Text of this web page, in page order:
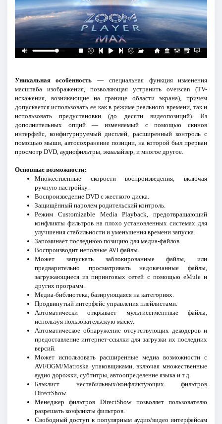
Уникальная особенность — специальная функция изменения
масштаба изображения, позволяющая устранить overscan (TV-
искажения, возникающие на границе области экрана), причем
допускается использовать ее как в режиме реального времени, так и
использовать предустановки (до десяти видеопозиций). Из
дополнительных опций — изменяемый с помощью скинов
интерфейс, конфигурируемый дисплей, расширенный контроль с
помощью мыши, автосохранение позиции, на которой был прерван
просмотр DVD, аудиофильтры, эквалайзер, и многое другое.
Основные возможности:
Множественные скорости воспроизведения, включая
ручную настройку.
Воспроизведение DVD с жесткого диска.
Защищённый паролем родительский контроль.
Режим Customizable Media Playback, предотвращающий
конфликты фильтров на плохо установленных системах для
улучшения стабильности и уменьшения времени запуска.
Запоминает последнюю позицию для медиа-файлов.
Воспроизводит неполные AVI файлы.
Может запускать заблокированные файлы, или
предварительно просматривать недокачанные файлы,
загружающиеся из пиринговых сетей с помощью eMule и
других программ.
Медиа-библиотека, базирующаяся на категориях.
Продвинутый интерфейс управления плейлистами.
Автоматически открывает мультисегментные файлы,
используя пользовательскую маску.
Автоматическое обнаружение отсутствующих декодеров и
предоставление интернет-ссылки для загрузки их последних
версий.
Может использовать расширенные медиа возможности с
AVI/OGM/Matroska упаковщиками, включая множественные
аудио дорожки, субтитры, автоопределение языка и т.д.
Блэклист нестабильных/конфликтующих фильтров
DirectShow.
Менеджер фильтров DirectShow позволяет пользователю
разрешать конфликты фильтров.
Свободный доступ к популярным аудио/видео интерфейсам